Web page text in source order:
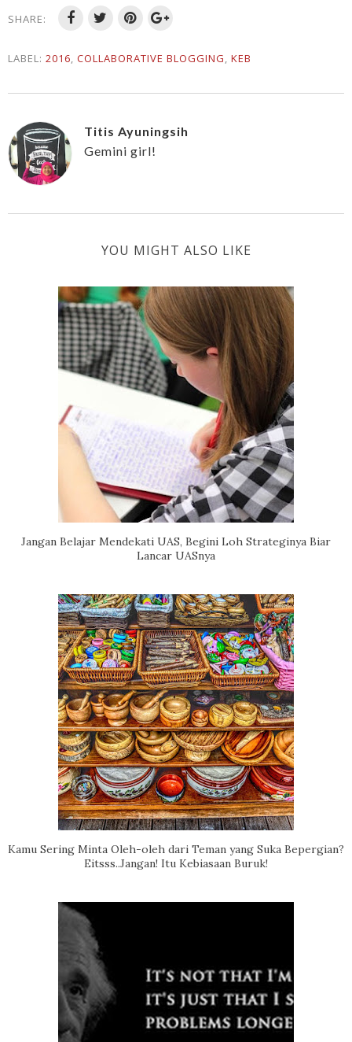
SHARE:
LABEL: 2016, COLLABORATIVE BLOGGING, KEB
Titis Ayuningsih
Gemini girl!
YOU MIGHT ALSO LIKE
Jangan Belajar Mendekati UAS, Begini Loh Strateginya Biar
Lancar UASnya
Kamu Sering Minta Oleh-oleh dari Teman yang Suka Bepergian?
Eitsss..Jangan! Itu Kebiasaan Buruk!